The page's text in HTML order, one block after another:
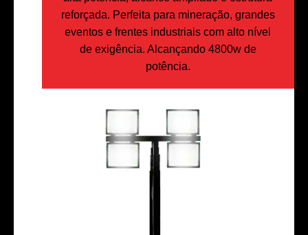
reforçada. Perfeita para mineração, grandes
eventos e frentes industriais com alto nível
de exigência. Alcançando 4800w de
potência.